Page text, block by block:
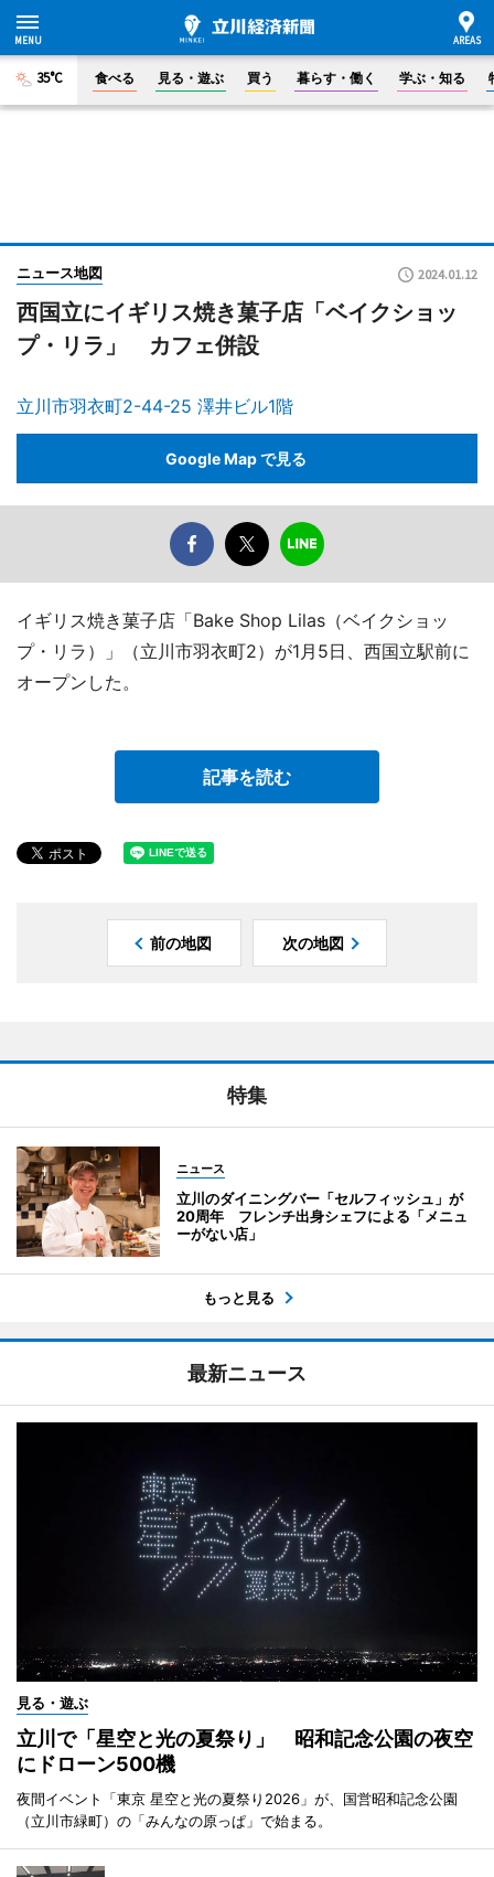
35°C 食べる 見る・遊ぶ 買う 暮らす・働く 学ぶ・知る
ニュース地図 2024.01.12
西国立にイギリス焼き菓子店「ベイクショッ
プ・リラ」 カフェ併設
立川市羽衣町2-44-25 澤井ビル1階
Google Map で見る
イギリス焼き菓子店「Bake Shop Lilas（ベイクショッ
プ・リラ）」（立川市羽衣町2）が1月5日、西国立駅前に
オープンした。
記事を読む
前の地図 次の地図
特集
ニュース
立川のダイニングバー「セルフィッシュ」が
20周年 フレンチ出身シェフによる「メニュ
ーがない店」
もっと見る
最新ニュース
見る・遊ぶ
立川で「星空と光の夏祭り」 昭和記念公園の夜空
にドローン500機
夜間イベント「東京 星空と光の夏祭り2026」が、国営昭和記念公園
（立川市緑町）の「みんなの原っぱ」で始まる。